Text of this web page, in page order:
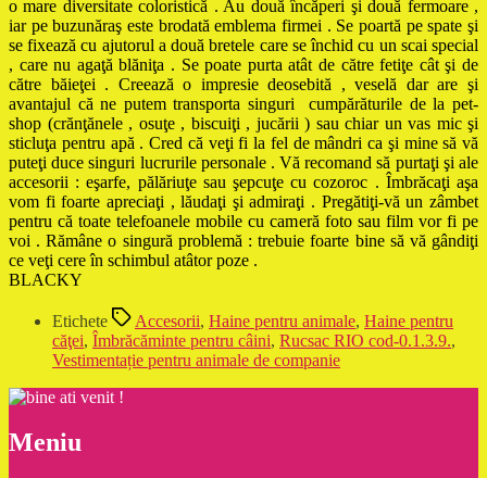
o mare diversitate coloristică . Au două încăperi şi două fermoare ,
iar pe buzunăraş este brodată emblema firmei . Se poartă pe spate şi
se fixează cu ajutorul a două bretele care se închid cu un scai special
, care nu agaţă blăniţa . Se poate purta atât de către fetiţe cât şi de
către băieţei . Creează o impresie deosebită , veselă dar are şi
avantajul că ne putem transporta singuri cumpărăturile de la pet-
shop (crănţănele , osuţe , biscuiţi , jucării ) sau chiar un vas mic şi
sticluţa pentru apă . Cred că veţi fi la fel de mândri ca şi mine să vă
puteţi duce singuri lucrurile personale . Vă recomand să purtaţi şi ale
accesorii : eşarfe, pălăriuţe sau şepcuţe cu cozoroc . Îmbrăcaţi aşa
vom fi foarte apreciaţi , lăudaţi şi admiraţi . Pregătiţi-vă un zâmbet
pentru că toate telefoanele mobile cu cameră foto sau film vor fi pe
voi . Rămâne o singură problemă : trebuie foarte bine să vă gândiţi
ce veţi cere în schimbul atâtor poze .
BLACKY
Etichete Accesorii, Haine pentru animale, Haine pentru
căţei, Îmbrăcăminte pentru câini, Rucsac RIO cod-0.1.3.9.,
Vestimentație pentru animale de companie
Meniu